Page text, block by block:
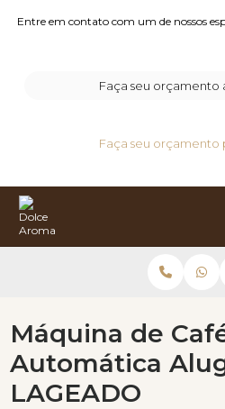
Entre em contato com um de nossos
Faça seu orçamento
Faça seu orçamento
Máquina de
Automática
LAGEADO